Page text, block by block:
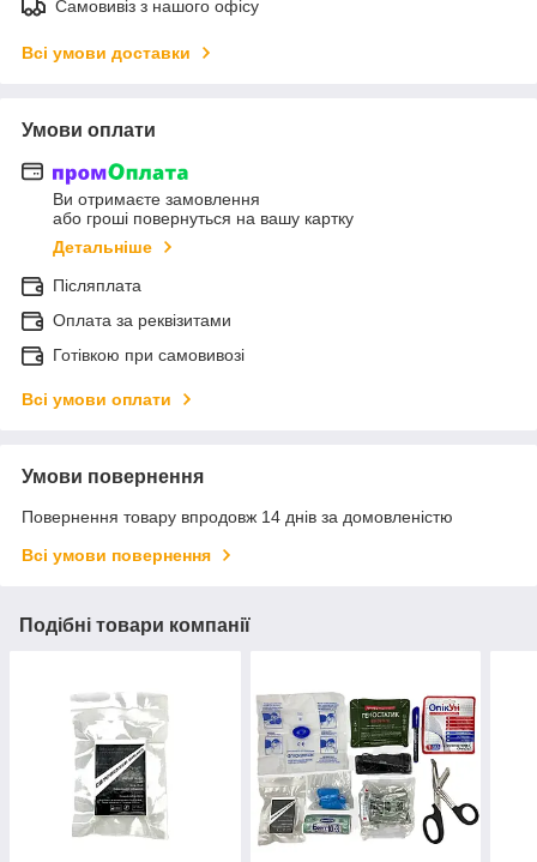
Самовивіз з нашого офісу
Всі умови доставки
Умови оплати
Ви отримаєте замовлення
або гроші повернуться на вашу картку
Детальніше
Післяплата
Оплата за реквізитами
Готівкою при самовивозі
Всі умови оплати
Умови повернення
Повернення товару впродовж 14 днів за домовленістю
Всі умови повернення
Подібні товари компанії